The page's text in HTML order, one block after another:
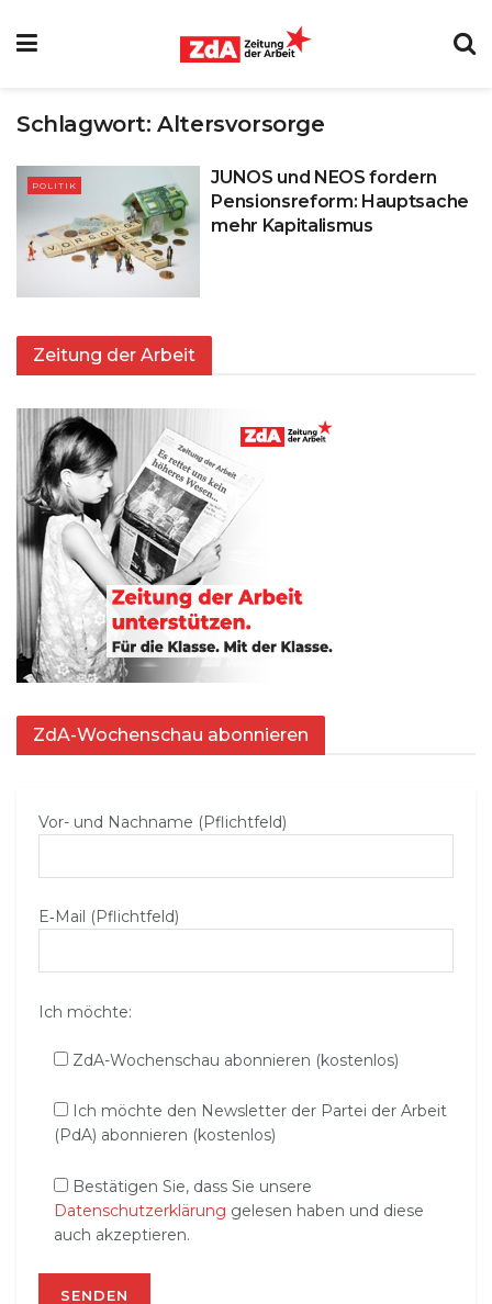
Schlagwort:Altersvorsorge
POLITIK
JUNOS und NEOS fordern
Pensionsreform: Hauptsache
mehr Kapitalismus
Zeitung der Arbeit
ZdA-Wochenschau abonnieren
Vor- und Nachname (Pflichtfeld)
E‑Mail (Pflichtfeld)
Ich möchte:
ZdA-Wochenschau abonnieren (kostenlos)
Ich möchte den Newsletter der Partei der Arbeit
(PdA) abonnieren (kostenlos)
Bestätigen Sie, dass Sie unsere
Datenschutzerklärung gelesen haben und diese
auch akzeptieren.